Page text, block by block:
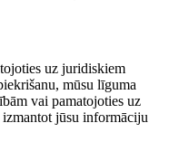
uz juridiskiem
mūsu līguma
vai pamatojoties uz
jūsu informāciju